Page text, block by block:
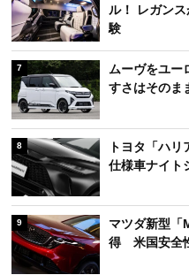
ル！ レガン
験
7
ムーヴをユー
すさはそのま
8
トヨタ「ハ
仕様車ナイト
9
マツダ新型「
得 米国安全